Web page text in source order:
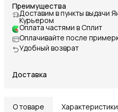
Преимущества
Доставим в пункты выдачи
Курьером
Оплата частями в Сплит
Оплачивайте после
Удобный возврат
Доставка
О товаре Характеристики